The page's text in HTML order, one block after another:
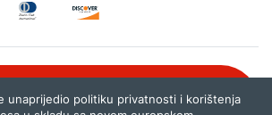
unaprijedio politiku privatnosti i korištenja